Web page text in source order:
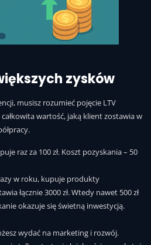
zysków
musisz rozumieć pojęcie LTV
wartość, jaką klient zostawia w
raz za 100 zł. Koszt pozyskania – 50
w roku, kupuje produkty
łącznie 3000 zł. Wtedy nawet 500 zł
okazuje się świetną inwestycją.
wydać na marketing i rozwój.